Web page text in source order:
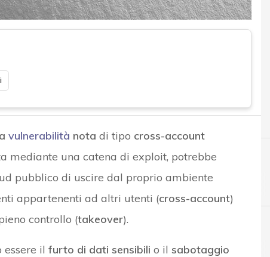
vulnerabilità nota di tipo cross-account
mediante una catena di exploit, potrebbe
pubblico di uscire dal proprio ambiente
appartenenti ad altri utenti (cross-account)
controllo (takeover).
il furto di dati sensibili o il sabotaggio
A
account takeover